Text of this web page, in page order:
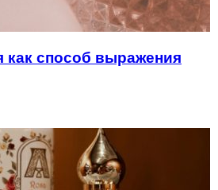
способ выражения